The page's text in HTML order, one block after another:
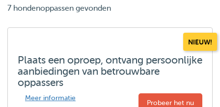
7 hondenoppassen gevonden
NIEUW!
Plaats een oproep, ontvang persoonlijke
aanbiedingen van betrouwbare
oppassers
Meer informatie
Probeer het nu